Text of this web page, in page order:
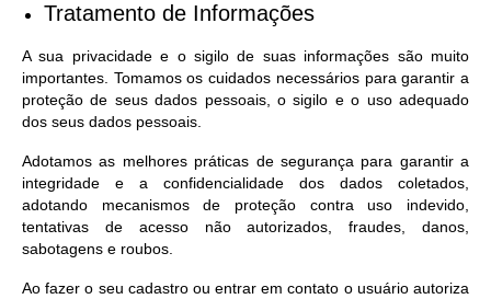
Tratamento de Informações
A sua privacidade e o sigilo de suas informações são muito
importantes. Tomamos os cuidados necessários para garantir a
proteção de seus dados pessoais, o sigilo e o uso adequado
dos seus dados pessoais.
Adotamos as melhores práticas de segurança para garantir a
integridade e a confidencialidade dos dados coletados,
adotando mecanismos de proteção contra uso indevido,
tentativas de acesso não autorizados, fraudes, danos,
sabotagens e roubos.
Ao fazer o seu cadastro ou entrar em contato o usuário autoriza